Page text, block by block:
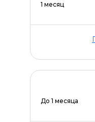
1 месяц
До 1 месяца